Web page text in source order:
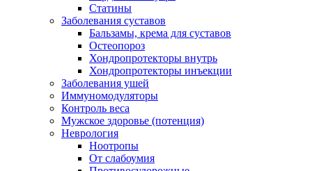
Статины
Заболевания суставов
Бальзамы, крема для суставов
Остеопороз
Хондропротекторы внутрь
Хондропротекторы инъекции
Заболевания ушей
Иммуномодуляторы
Контроль веса
Мужское здоровье (потенция)
Неврология
Ноотропы
От слабоумия